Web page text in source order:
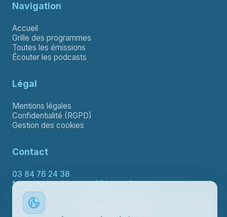
Navigation
Accueil
Grille des programmes
Toutes les émissions
Écouter les podcasts
Légal
Mentions légales
Confidentialité (RGPD)
Gestion des cookies
Contact
03 84 76 24 38
frequenceamitievesoul@hotmail.com